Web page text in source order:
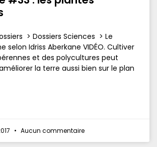
> Dossiers Sciences > Le
selon Idriss Aberkane VIDÉO. Cultiver
et des polycultures peut
la terre aussi bien sur le plan
Aucun commentaire